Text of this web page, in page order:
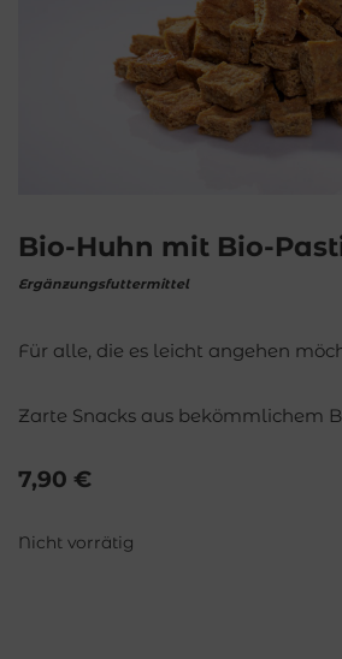
Bio-Huhn mit Bio-
Ergänzungsfuttermittel
Für alle, die es leicht angehen
Zarte Snacks aus bekömmlichem
7,90 €
Nicht vorrätig